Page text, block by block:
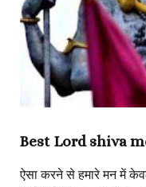
Best Lord shiva
ऐसा करने से हमारे मन में